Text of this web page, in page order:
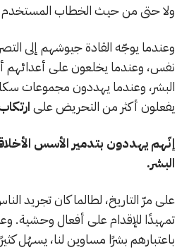
ولا حتى من حيث الخطاب المستخدم
وعندما يوجّه القادة جيوشهم إلى
نفس، وعندما يخلعون على أعدائهم
البشر، وعندما يهددون مجموعات
يفعلون أكثر من التحريض على
إنّهم يهددون بتدمير الأسس
البشر.
على مرّ التاريخ، لطالما كان تجريد
تمهيدًا للإقدام على أفعال وحشية.
باعتبارهم بشرًا مساوين لنا، يسهُل